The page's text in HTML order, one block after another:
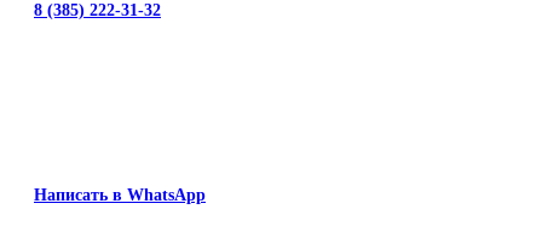
8 (385) 222-31-32
Написать в WhatsApp